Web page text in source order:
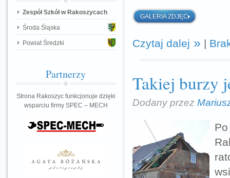
GALERIA ZDJĘĆ
Czytaj dalej |
Takiej burzy
Dodany przez
Zespół Szkół w Rakoszycach
Środa Śląska
Powiat Średzki
Partnerzy
Strona Rakoszyc funkcjonuje dzięki
wsparciu firmy SPEC – MECH